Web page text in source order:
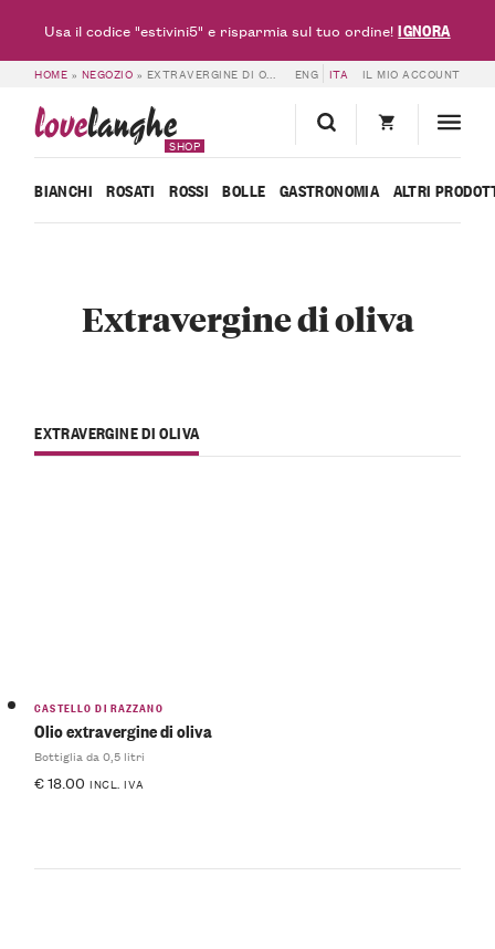
HOME » NEGOZIO » EXTRAVERGINE DI OLIVA ENG ITA IL MIO ACCOUNT
lovelanghe
SHOP
BIANCHI ROSATI ROSSI BOLLE GASTRONOMIA ALTRI
Extravergine di oliva
EXTRAVERGINE DI OLIVA
CASTELLO DI RAZZANO
Olio extravergine di oliva
Bottiglia da 0,5 litri
€18.00 INCL. IVA
Usa il codice "estivini5" e risparmia sul tuo ordine!IGNORA